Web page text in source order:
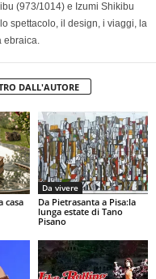
(973/1014) e Izumi Shikibu
spettacolo, il design, i viaggi, la
ebraica.
DALL'AUTORE
casa
Da vivere
Da Pietrasanta a Pisa:la
lunga estate di Tano
Pisano